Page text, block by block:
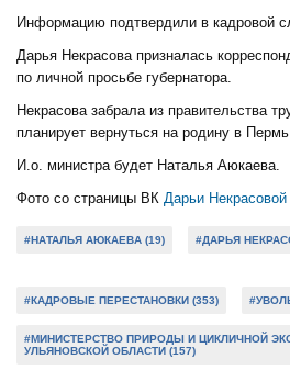
Информацию подтвердили в кадровой
Дарья Некрасова призналась
по личной просьбе губернатора.
Некрасова забрала из правительства
планирует вернуться на родину в Пермь.
И.о. министра будет Наталья Аюкаева.
Фото со страницы ВК Дарьи Некрасовой
#НАТАЛЬЯ АЮКАЕВА (19) #ДАРЬЯ
#КАДРОВЫЕ ПЕРЕСТАНОВКИ (353)
#МИНИСТЕРСТВО ПРИРОДЫ И ЦИКЛИЧНОЙ
УЛЬЯНОВСКОЙ ОБЛАСТИ (157)